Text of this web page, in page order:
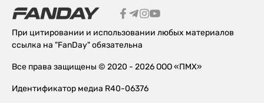
При цитировании и использовании любых материалов
ссылка на "FanDay" обязательна
Все права защищены © 2020 - 2026 ООО «ПМХ»
Идентификатор медиа R40-06376